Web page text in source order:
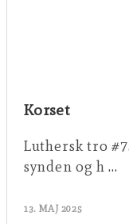
Korset
Luthersk tro
synden og h …
13. MAJ 2025